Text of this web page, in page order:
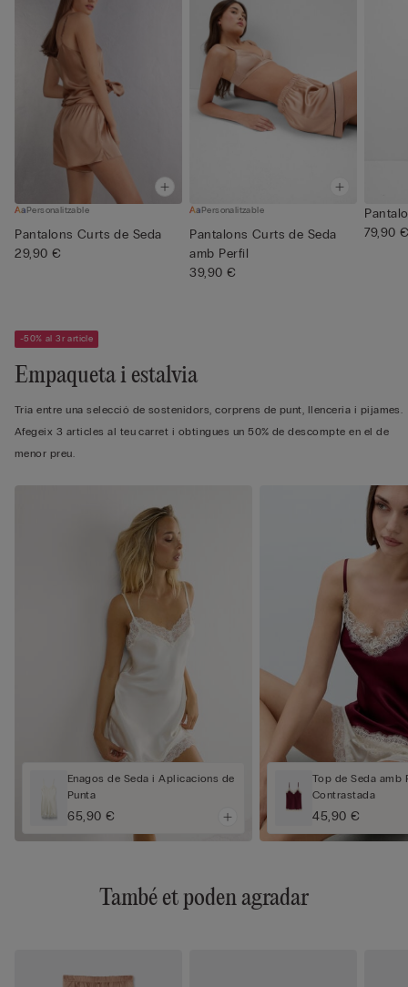
Personalitzable
Pantalons Curts de Seda
29,90 €
Personalitzable
Pantalons Curts de Seda
amb Perfil
39,90 €
79,90
-50% al 3r article
Empaqueta i estalvia
Tria entre una selecció de sostenidors, corprens de punt, llenceria i pijames.
Afegeix 3 articles al teu carret i obtingues un 50% de descompte en el de
menor preu.
Enagos de Seda i Aplicacions de
Punta
65,90 €
Top de Seda amb
Contrastada
45,90 €
També et poden agradar